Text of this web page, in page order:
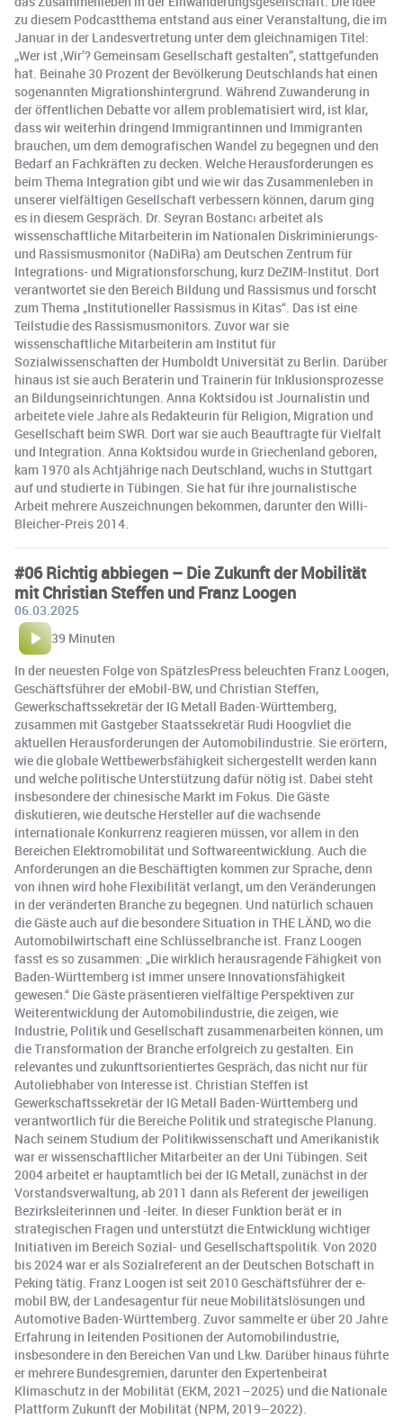
zu diesem Podcastthema entstand aus einer Veranstaltung, die im
Januar in der Landesvertretung unter dem gleichnamigen Titel:
„Wer ist ‚Wir’? Gemeinsam Gesellschaft gestalten”, stattgefunden
hat. Beinahe 30 Prozent der Bevölkerung Deutschlands hat einen
sogenannten Migrationshintergrund. Während Zuwanderung in
der öffentlichen Debatte vor allem problematisiert wird, ist klar,
dass wir weiterhin dringend Immigrantinnen und Immigranten
brauchen, um dem demografischen Wandel zu begegnen und den
Bedarf an Fachkräften zu decken. Welche Herausforderungen es
beim Thema Integration gibt und wie wir das Zusammenleben in
unserer vielfältigen Gesellschaft verbessern können, darum ging
es in diesem Gespräch. Dr. Seyran Bostancı arbeitet als
wissenschaftliche Mitarbeiterin im Nationalen Diskriminierungs-
und Rassismusmonitor (NaDiRa) am Deutschen Zentrum für
Integrations- und Migrationsforschung, kurz DeZIM-Institut. Dort
verantwortet sie den Bereich Bildung und Rassismus und forscht
zum Thema „Institutioneller Rassismus in Kitas“. Das ist eine
Teilstudie des Rassismusmonitors. Zuvor war sie
wissenschaftliche Mitarbeiterin am Institut für
Sozialwissenschaften der Humboldt Universität zu Berlin. Darüber
hinaus ist sie auch Beraterin und Trainerin für Inklusionsprozesse
an Bildungseinrichtungen. Anna Koktsidou ist Journalistin und
arbeitete viele Jahre als Redakteurin für Religion, Migration und
Gesellschaft beim SWR. Dort war sie auch Beauftragte für Vielfalt
und Integration. Anna Koktsidou wurde in Griechenland geboren,
kam 1970 als Achtjährige nach Deutschland, wuchs in Stuttgart
auf und studierte in Tübingen. Sie hat für ihre journalistische
Arbeit mehrere Auszeichnungen bekommen, darunter den Willi-
Bleicher-Preis 2014.
#06 Richtig abbiegen – Die Zukunft der Mobilität
mit Christian Steffen und Franz Loogen
06.03.2025
39 Minuten
In der neuesten Folge von SpätzlesPress beleuchten Franz Loogen,
Geschäftsführer der eMobil-BW, und Christian Steffen,
Gewerkschaftssekretär der IG Metall Baden-Württemberg,
zusammen mit Gastgeber Staatssekretär Rudi Hoogvliet die
aktuellen Herausforderungen der Automobilindustrie. Sie erörtern,
wie die globale Wettbewerbsfähigkeit sichergestellt werden kann
und welche politische Unterstützung dafür nötig ist. Dabei steht
insbesondere der chinesische Markt im Fokus. Die Gäste
diskutieren, wie deutsche Hersteller auf die wachsende
internationale Konkurrenz reagieren müssen, vor allem in den
Bereichen Elektromobilität und Softwareentwicklung. Auch die
Anforderungen an die Beschäftigten kommen zur Sprache, denn
von ihnen wird hohe Flexibilität verlangt, um den Veränderungen
in der veränderten Branche zu begegnen. Und natürlich schauen
die Gäste auch auf die besondere Situation in THE LÄND, wo die
Automobilwirtschaft eine Schlüsselbranche ist. Franz Loogen
fasst es so zusammen: „Die wirklich herausragende Fähigkeit von
Baden-Württemberg ist immer unsere Innovationsfähigkeit
gewesen.“ Die Gäste präsentieren vielfältige Perspektiven zur
Weiterentwicklung der Automobilindustrie, die zeigen, wie
Industrie, Politik und Gesellschaft zusammenarbeiten können, um
die Transformation der Branche erfolgreich zu gestalten. Ein
relevantes und zukunftsorientiertes Gespräch, das nicht nur für
Autoliebhaber von Interesse ist. Christian Steffen ist
Gewerkschaftssekretär der IG Metall Baden-Württemberg und
verantwortlich für die Bereiche Politik und strategische Planung.
Nach seinem Studium der Politikwissenschaft und Amerikanistik
war er wissenschaftlicher Mitarbeiter an der Uni Tübingen. Seit
2004 arbeitet er hauptamtlich bei der IG Metall, zunächst in der
Vorstandsverwaltung, ab 2011 dann als Referent der jeweiligen
Bezirksleiterinnen und -leiter. In dieser Funktion berät er in
strategischen Fragen und unterstützt die Entwicklung wichtiger
Initiativen im Bereich Sozial- und Gesellschaftspolitik. Von 2020
bis 2024 war er als Sozialreferent an der Deutschen Botschaft in
Peking tätig. Franz Loogen ist seit 2010 Geschäftsführer der e-
mobil BW, der Landesagentur für neue Mobilitätslösungen und
Automotive Baden-Württemberg. Zuvor sammelte er über 20 Jahre
Erfahrung in leitenden Positionen der Automobilindustrie,
insbesondere in den Bereichen Van und Lkw. Darüber hinaus führte
er mehrere Bundesgremien, darunter den Expertenbeirat
Klimaschutz in der Mobilität (EKM, 2021–2025) und die Nationale
Plattform Zukunft der Mobilität (NPM, 2019–2022).